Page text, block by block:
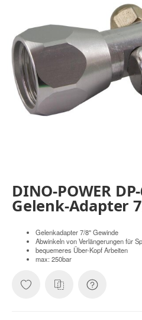
DINO-POWER
Gelenk-Adapter
Gelenkadapter 7/8'' Gewinde
Abwinkeln von Verlängerungen für
bequemeres Über-Kopf Arbeiten
max: 250bar